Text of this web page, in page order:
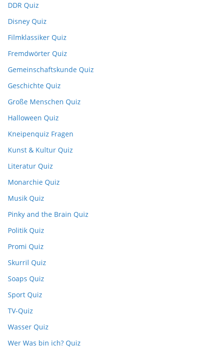
DDR Quiz
Disney Quiz
Filmklassiker Quiz
Fremdwörter Quiz
Gemeinschaftskunde Quiz
Geschichte Quiz
Große Menschen Quiz
Halloween Quiz
Kneipenquiz Fragen
Kunst & Kultur Quiz
Literatur Quiz
Monarchie Quiz
Musik Quiz
Pinky and the Brain Quiz
Politik Quiz
Promi Quiz
Skurril Quiz
Soaps Quiz
Sport Quiz
TV-Quiz
Wasser Quiz
Wer Was bin ich? Quiz